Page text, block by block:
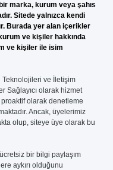
marka, kurum veya şahıs
Sitede yalnızca kendi
Burada yer alan içerikler
ve kişiler hakkında
ve kişiler ile isim
Teknolojileri ve İletişim
Sağlayıcı olarak hizmet
olarak denetleme
Ancak, üyelerimiz
olup, siteye üye olarak bu
bir bilgi paylaşım
aykırı olduğunu